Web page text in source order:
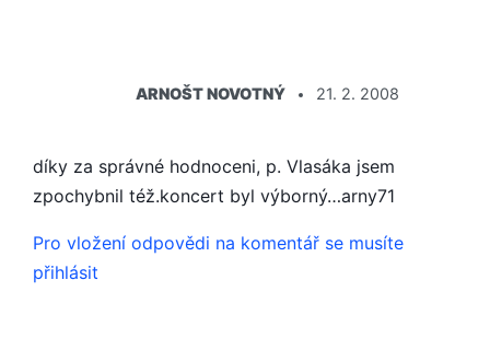
ARNOŠT NOVOTNÝ
21. 2. 2008
díky za správné hodnoceni, p. Vlasáka jsem
zpochybnil též.koncert byl výborný…arny71
Pro vložení odpovědi na komentář se musíte
přihlásit